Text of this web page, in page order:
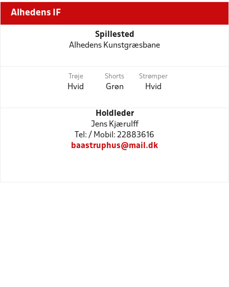
Alhedens IF
Spillested
Alhedens Kunstgræsbane
Trøje
Hvid
Shorts
Grøn
Strømper
Hvid
Holdleder
Jens Kjærulff
Tel: / Mobil: 22883616
baastruphus@mail.dk